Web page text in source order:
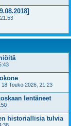
18 Touko 2026, 21:23
lentäneet
historiallisia tulvia